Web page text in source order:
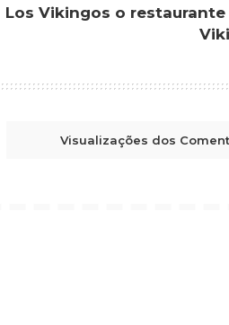
Los Vikingos o restaurante
Visualizações dos